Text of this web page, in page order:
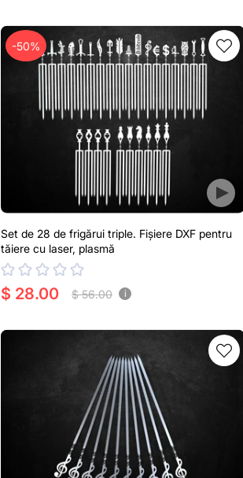
-50%
Set de 28 de frigărui triple. Fișiere DXF pentru
tăiere cu laser, plasmă
$ 28.00 $ 56.00 i